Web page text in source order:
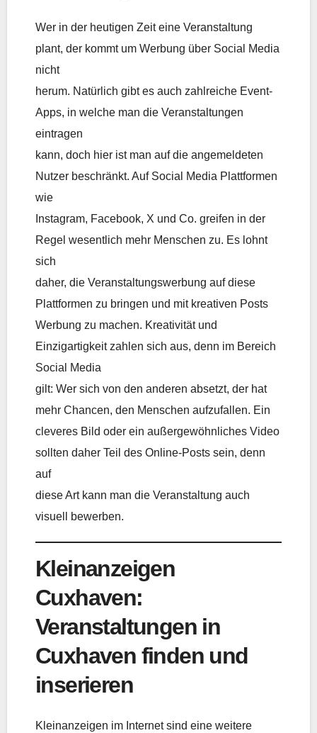
Wer in der heutigen Zeit eine Veranstaltung
plant, der kommt um Werbung über Social Media
nicht
herum. Natürlich gibt es auch zahlreiche Event-
Apps, in welche man die Veranstaltungen
eintragen
kann, doch hier ist man auf die angemeldeten
Nutzer beschränkt. Auf Social Media Plattformen
wie
Instagram, Facebook, X und Co. greifen in der
Regel wesentlich mehr Menschen zu. Es lohnt
sich
daher, die Veranstaltungswerbung auf diese
Plattformen zu bringen und mit kreativen Posts
Werbung zu machen. Kreativität und
Einzigartigkeit zahlen sich aus, denn im Bereich
Social Media
gilt: Wer sich von den anderen absetzt, der hat
mehr Chancen, den Menschen aufzufallen. Ein
cleveres Bild oder ein außergewöhnliches Video
sollten daher Teil des Online-Posts sein, denn
auf
diese Art kann man die Veranstaltung auch
visuell bewerben.
Kleinanzeigen
Cuxhaven:
Veranstaltungen in
Cuxhaven finden und
inserieren
Kleinanzeigen im Internet sind eine weitere